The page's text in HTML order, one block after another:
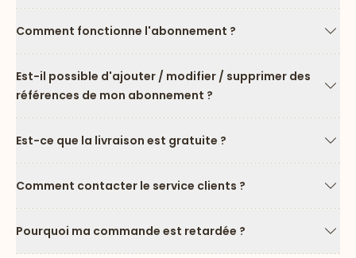
Comment fonctionne l'abonnement ?
Est-il possible d'ajouter / modifier / supprimer des
références de mon abonnement ?
Est-ce que la livraison est gratuite ?
Comment contacter le service clients ?
Pourquoi ma commande est retardée ?